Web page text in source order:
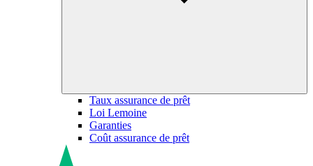
Taux assurance de prêt
Loi Lemoine
Garanties
Coût assurance de prêt